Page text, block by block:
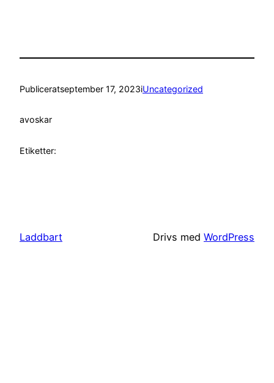
Publiceratseptember 17, 2023iUncategorized
avoskar
Etiketter:
Laddbart Drivs med WordPress